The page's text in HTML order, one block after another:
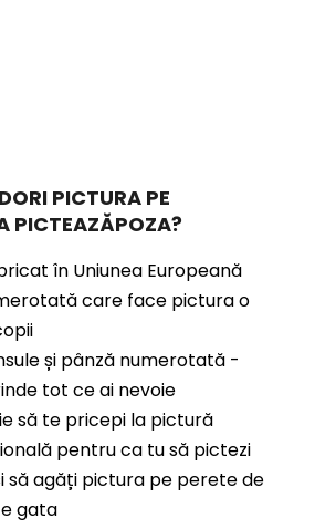
PICTURA PE
PICTEAZĂPOZA?
în Uniunea Europeană
care face pictura o
și pânză numerotată -
tot ce ai nevoie
să te pricepi la pictură
pentru ca tu să pictezi
să agăți pictura pe perete de
gata